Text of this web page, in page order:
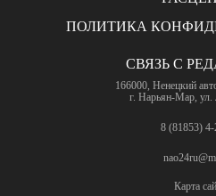
ПОЛИТИКА
СВЯЗЬ С
166000, Ненецкий
г. Нарьян-Мар, ул.
8 (81853)
Карта